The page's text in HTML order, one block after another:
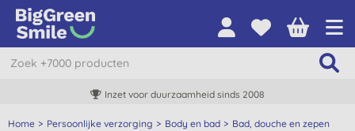
Inzet voor duurzaamheid sinds 2008
Home Persoonlijke verzorging Body en bad
Bad, douche en zepen